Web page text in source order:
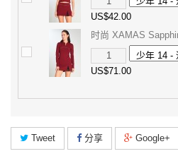
US$42.00
时尚 XAMAS
US$71.00
Tweet 分享 Google+